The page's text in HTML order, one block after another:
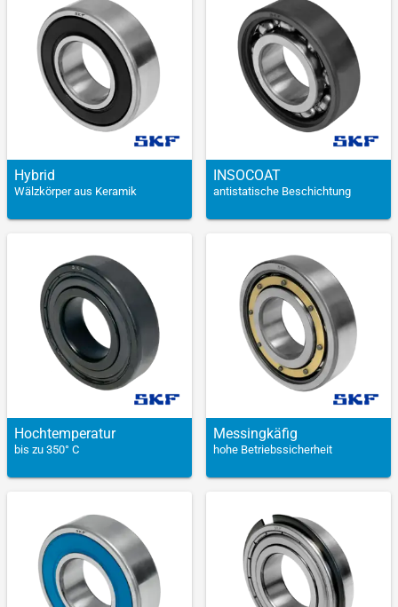
Hybrid
Wälzkörper aus Keramik
INSOCOAT
antistatische Beschichtung
Hochtemperatur
bis zu 350° C
Messingkäfig
hohe Betriebssicherheit